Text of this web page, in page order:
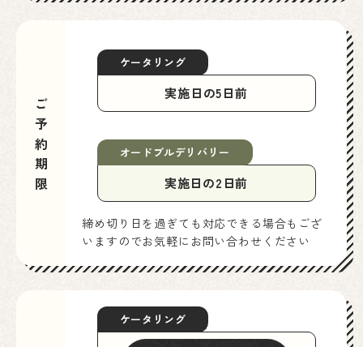
ご予約期限
ケータリング
実施日の5日前
オードブルデリバリー
実施日の2日前
締め切り日を過ぎても対応できる場合もござ
いますのでお気軽にお問い合わせください
ケータリング